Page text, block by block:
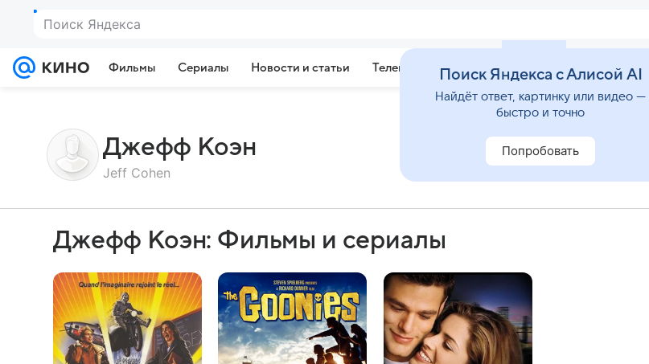
Фильмы Сериалы Новости и статьи Телепрограмма Звезды
Джефф Коэн
Jeff Cohen
Джефф Коэн: Фильмы и сериалы
Поиск Яндекса с Алисой AI
Найдёт ответ, картинку или видео —
быстро и точно
Попробовать